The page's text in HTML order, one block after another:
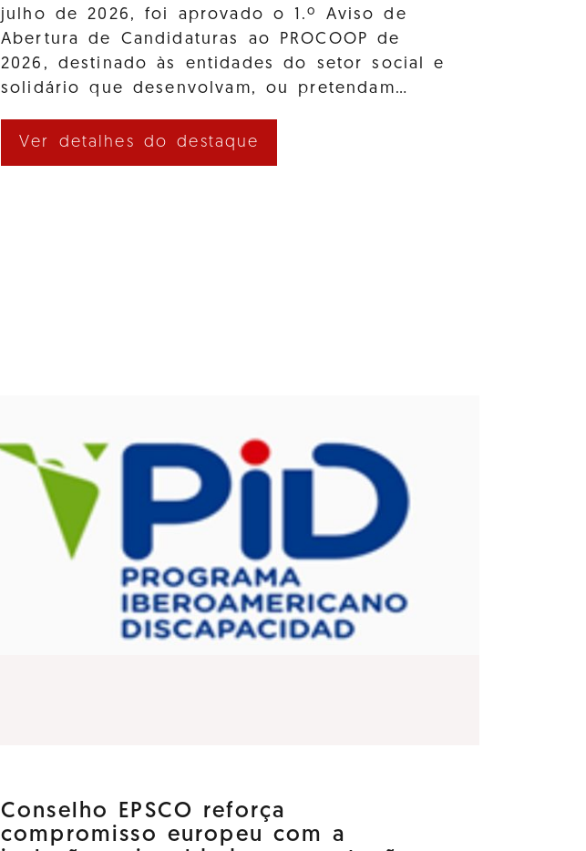
julho de 2026, foi aprovado o 1.º Aviso de
Abertura de Candidaturas ao PROCOOP de
2026, destinado às entidades do setor social e
solidário que desenvolvam, ou pretendam…
Ver detalhes do destaque
Conselho EPSCO reforça
compromisso europeu com a